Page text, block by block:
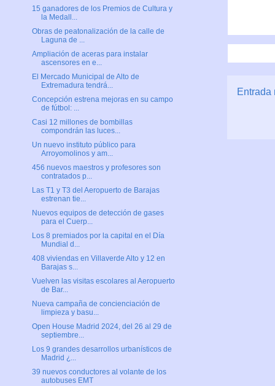
Entrada
15 ganadores de los Premios de Cultura y
la Medall...
Obras de peatonalización de la calle de
Laguna de ...
Ampliación de aceras para instalar
ascensores en e...
El Mercado Municipal de Alto de
Extremadura tendrá...
Concepción estrena mejoras en su campo
de fútbol: ...
Casi 12 millones de bombillas
compondrán las luces...
Un nuevo instituto público para
Arroyomolinos y am...
456 nuevos maestros y profesores son
contratados p...
Las T1 y T3 del Aeropuerto de Barajas
estrenan tie...
Nuevos equipos de detección de gases
para el Cuerp...
Los 8 premiados por la capital en el Día
Mundial d...
408 viviendas en Villaverde Alto y 12 en
Barajas s...
Vuelven las visitas escolares al Aeropuerto
de Bar...
Nueva campaña de concienciación de
limpieza y basu...
Open House Madrid 2024, del 26 al 29 de
septiembre...
Los 9 grandes desarrollos urbanísticos de
Madrid ¿...
39 nuevos conductores al volante de los
autobuses EMT